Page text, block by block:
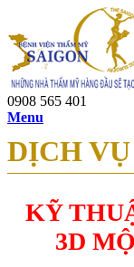
0908 565 401
Menu
DỊCH VỤ
KỸ
3D